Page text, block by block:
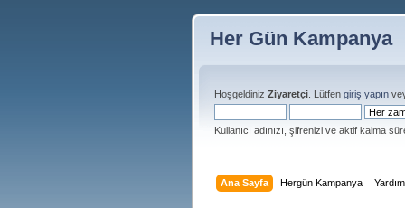
Her Gün Kampanya
Hoşgeldiniz Ziyaretçi . Lütfen giriş yapın
Kullanıcı adınızı, şifrenizi ve aktif kalma
Ana Sayfa Hergün Kampanya Yardım